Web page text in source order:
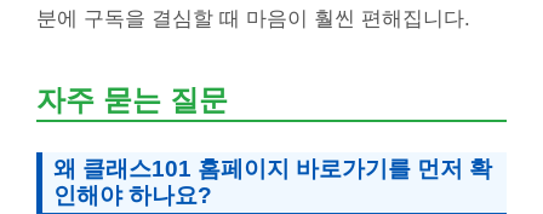
분에 구독을 결심할 때 마음이 훨씬 편해집니다.
자주 묻는 질문
왜 클래스101 홈페이지 바로가기를 먼저 확
인해야 하나요?